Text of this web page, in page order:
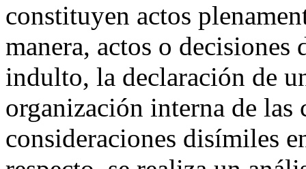
constituyen actos
manera, actos o
indulto, la declaración de
organización interna de las
consideraciones disímiles